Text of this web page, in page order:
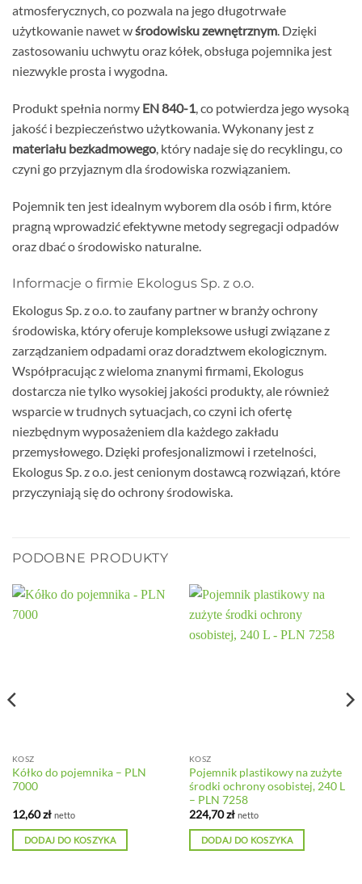
atmosferycznych, co pozwala na jego długotrwałe
użytkowanie nawet wśrodowisku zewnętrznym. Dzięki
zastosowaniu uchwytu oraz kółek, obsługa pojemnika jest
niezwykle prosta i wygodna.
Produkt spełnia normy EN 840-1, co potwierdza jego wysoką
jakość i bezpieczeństwo użytkowania. Wykonany jest z
materiału bezkadmowego, który nadaje się do recyklingu, co
czyni go przyjaznym dla środowiska rozwiązaniem.
Pojemnik ten jest idealnym wyborem dla osób i firm, które
pragną wprowadzić efektywne metody segregacji odpadów
oraz dbać o środowisko naturalne.
Informacje o firmie Ekologus Sp. z o.o.
Ekologus Sp. z o.o. to zaufany partner w branży ochrony
środowiska, który oferuje kompleksowe usługi związane z
zarządzaniem odpadami oraz doradztwem ekologicznym.
Współpracując z wieloma znanymi firmami, Ekologus
dostarcza nie tylko wysokiej jakości produkty, ale również
wsparcie w trudnych sytuacjach, co czyni ich ofertę
niezbędnym wyposażeniem dla każdego zakładu
przemysłowego. Dzięki profesjonalizmowi i rzetelności,
Ekologus Sp. z o.o. jest cenionym dostawcą rozwiązań, które
przyczyniają się do ochrony środowiska.
PODOBNE PRODUKTY
KOSZ
Kółko do pojemnika – PLN
7000
12,60zł netto
DODAJ DO KOSZYKA
KOSZ
Pojemnik plastikowy na zużyte
środki ochrony osobistej, 240 L
– PLN 7258
224,70zł netto
DODAJ DO KOSZYKA